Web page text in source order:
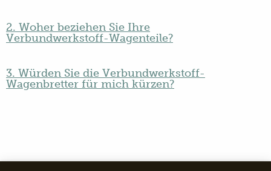
2. Woher beziehen Sie Ihre
Verbundwerkstoff-Wagenteile?
3. Würden Sie die Verbundwerkstoff-
Wagenbretter für mich kürzen?